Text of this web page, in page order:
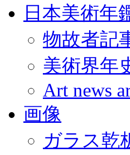
日本美術年
物故者記
美術界年
Art news
画像
ガラス乾